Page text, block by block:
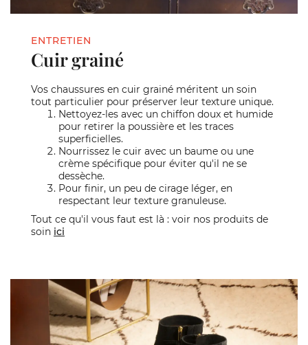
ENTRETIEN
Cuir grainé
Vos chaussures en cuir grainé méritent un soin
tout particulier pour préserver leur texture unique.
Nettoyez-les avec un chiffon doux et humide
pour retirer la poussière et les traces
superficielles.
Nourrissez le cuir avec un baume ou une
crème spécifique pour éviter qu'il ne se
dessèche.
Pour finir, un peu de cirage léger, en
respectant leur texture granuleuse.
Tout ce qu'il vous faut est là : voir nos produits de
soin ici